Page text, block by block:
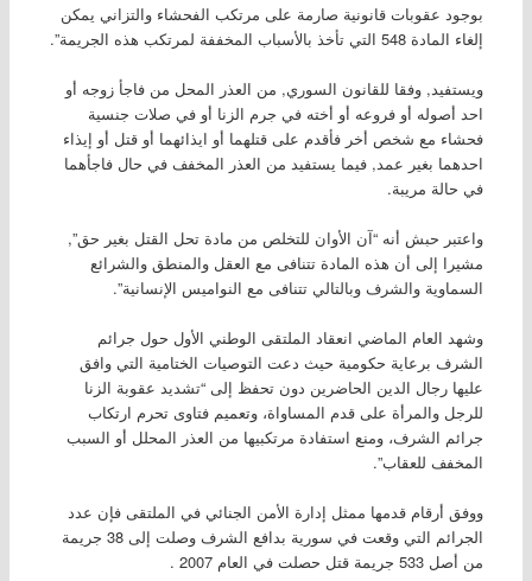
بوجود عقوبات قانونية صارمة على مرتكب الفحشاء والتزاني يمكن
إلغاء المادة 548 التي تأخذ بالأسباب المخففة لمرتكب هذه الجريمة”.
ويستفيد, وفقا للقانون السوري, من العذر المحل من فاجأ زوجه أو
احد أصوله أو فروعه أو أخته في جرم الزنا أو في صلات جنسية
فحشاء مع شخص أخر فأقدم على قتلهما أو ايذائهما أو قتل أو إيذاء
احدهما بغير عمد, فيما يستفيد من العذر المخفف في حال فاجأهما
في حالة مريبة.
واعتبر حبش أنه “آن الأوان للتخلص من مادة تحل القتل بغير حق”,
مشيرا إلى أن هذه المادة تتنافى مع العقل والمنطق والشرائع
السماوية والشرف وبالتالي تتنافى مع النواميس الإنسانية”.
وشهد العام الماضي انعقاد الملتقى الوطني الأول حول جرائم
الشرف برعاية حكومية حيث دعت التوصيات الختامية التي وافق
عليها رجال الدين الحاضرين دون تحفظ إلى “تشديد عقوبة الزنا
للرجل والمرأة على قدم المساواة، وتعميم فتاوى تحرم ارتكاب
جرائم الشرف، ومنع استفادة مرتكبيها من العذر المحلل أو السبب
المخفف للعقاب”.
ووفق أرقام قدمها ممثل إدارة الأمن الجنائي في الملتقى فإن عدد
الجرائم التي وقعت في سورية بدافع الشرف وصلت إلى 38 جريمة
من أصل 533 جريمة قتل حصلت في العام 2007 .